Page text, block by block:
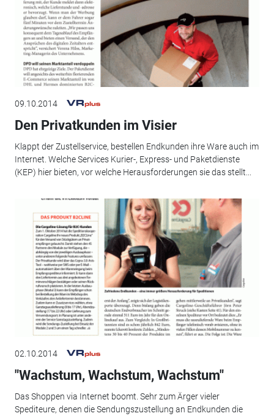
09.10.2014
Den Privatkunden im Visier
Klappt der Zustellservice, bestellen Endkunden ihre Ware auch im
Internet. Welche Services Kurier-, Express- und Paketdienste
(KEP) hier bieten, vor welche Herausforderungen sie das stellt...
02.10.2014
"Wachstum, Wachstum, Wachstum"
Das Shoppen via Internet boomt. Sehr zum Ärger vieler
Spediteure, denen die Sendungszustellung an Endkunden die